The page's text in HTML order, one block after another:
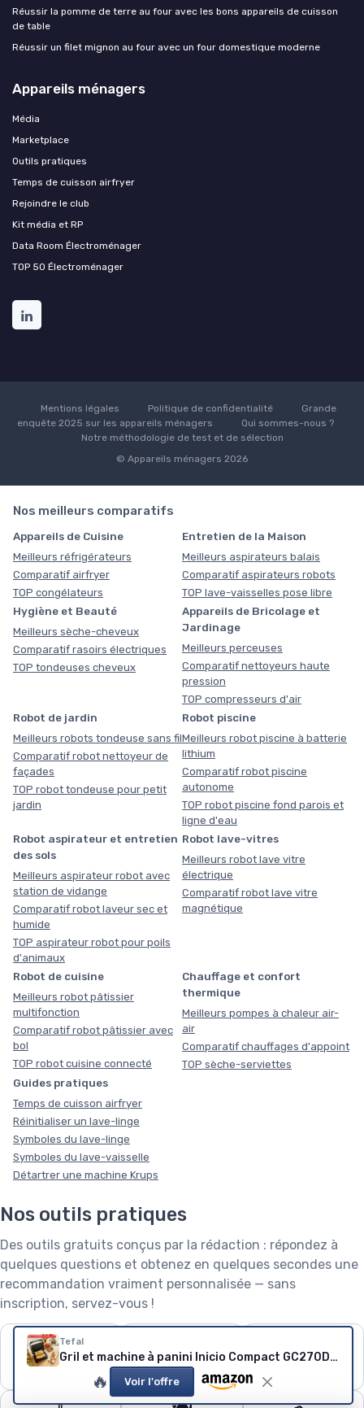
Tefal
Gril et machine à panini Inicio Compact GC270D10
🔥 Voir l'offre
Réussir la pomme de terre au four avec les bons appareils de cuisson
de table
Réussir un filet mignon au four avec un four domestique moderne
Appareils ménagers
Média
Marketplace
Outils pratiques
Temps de cuisson airfryer
Rejoindre le club
Kit média et RP
Data Room Électroménager
TOP 50 Électroménager
Mentions légales Politique de confidentialité
Grande
enquête 2025 sur les appareils ménagers
Qui sommes-nous ?
Notre méthodologie de test et de sélection
© Appareils ménagers 2026
Nos meilleurs comparatifs
Appareils de Cuisine
Meilleurs réfrigérateurs
Comparatif airfryer
TOP congélateurs
Entretien de la Maison
Meilleurs aspirateurs balais
Comparatif aspirateurs robots
TOP lave-vaisselles pose libre
Hygiène et Beauté
Meilleurs sèche-cheveux
Comparatif rasoirs électriques
TOP tondeuses cheveux
Appareils de Bricolage et
Jardinage
Meilleurs perceuses
Comparatif nettoyeurs haute
pression
TOP compresseurs d'air
Robot de jardin
Meilleurs robots tondeuse sans fil
Comparatif robot nettoyeur de
façades
TOP robot tondeuse pour petit
jardin
Robot piscine
Meilleurs robot piscine à batterie
lithium
Comparatif robot piscine
autonome
TOP robot piscine fond parois et
ligne d'eau
Robot aspirateur et entretien
des sols
Meilleurs aspirateur robot avec
station de vidange
Comparatif robot laveur sec et
humide
TOP aspirateur robot pour poils
d'animaux
Robot lave-vitres
Meilleurs robot lave vitre
électrique
Comparatif robot lave vitre
magnétique
Robot de cuisine
Meilleurs robot pâtissier
multifonction
Comparatif robot pâtissier avec
bol
TOP robot cuisine connecté
Chauffage et confort
thermique
Meilleurs pompes à chaleur air-
air
Comparatif chauffages d'appoint
TOP sèche-serviettes
Guides pratiques
Temps de cuisson airfryer
Réinitialiser un lave-linge
Symboles du lave-linge
Symboles du lave-vaisselle
Détartrer une machine Krups
Nos outils pratiques
Des outils gratuits conçus par la rédaction : répondez à
quelques questions et obtenez en quelques secondes une
recommandation vraiment personnalisée — sans
inscription, servez-vous !
❄️
Puissance de
Capacité de lave-
linge
Robot tondeuse : le